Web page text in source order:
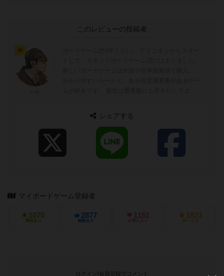
このレビューの投稿者
シェアする
マイボードゲーム登録者
1070
興味あり
2877
経験あり
1151
お気に入り
1823
持ってる
ログイン/会員登録でコメント